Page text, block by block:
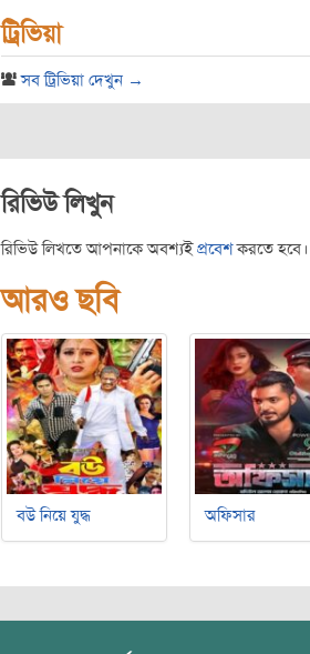
ট্রিভিয়া
সব ট্রিভিয়া দেখুন →
রিভিউ লিখুন
রিভিউ লিখতে আপনাকে অবশ্যইপ্রবেশকরতে হবে।
আরও ছবি
বউ নিয়ে যুদ্ধ অফিসার